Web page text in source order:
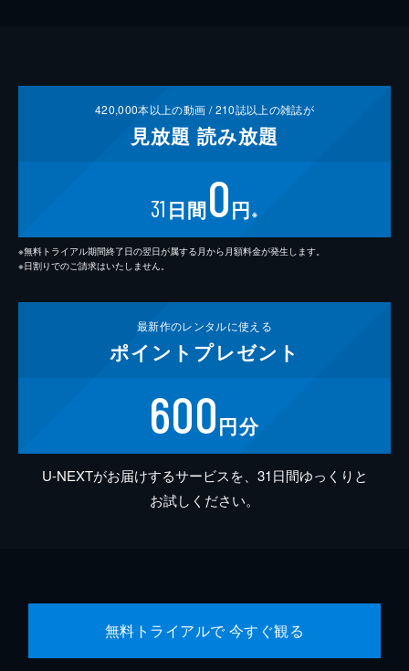
420,000本以上の動画 /210誌以上の雑誌が
見放題 読み放題
31 日間0円 ※
※無料トライアル期間終了日の翌日が属する月から月額料金が発生します。
※日割りでのご請求はいたしません。
最新作のレンタルに使える
ポイント プレゼント
600円分
U-NEXTがお届けするサービスを、31日間ゆっくりと
お試しください。
無料トライアルで 今すぐ観る